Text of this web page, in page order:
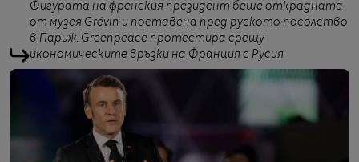
Фигурата на френския президент беше открадната
от музея Grévin и поставена пред руското посолство
в Париж. Greenpeace протестира срещу
икономическите връзки на Франция с Русия